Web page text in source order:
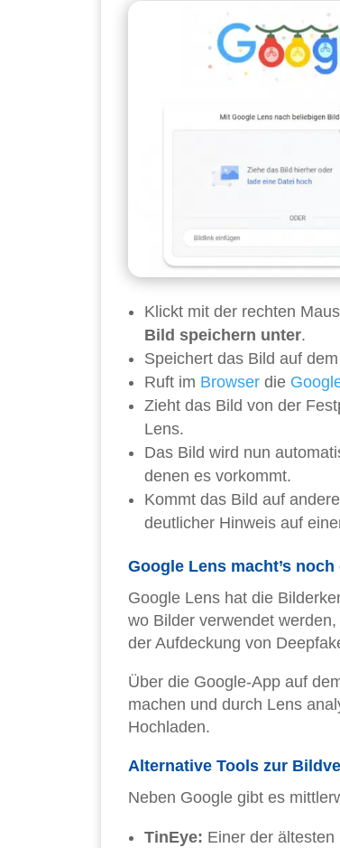
Klickt mit der rechten
Bild speichern unter.
Speichert das Bild auf
Ruft im Browser die
Zieht das Bild von der
Lens.
Das Bild wird nun
denen es vorkommt.
Kommt das Bild auf
deutlicher Hinweis auf
Google Lens macht’s
Google Lens hat die
wo Bilder verwendet
der Aufdeckung von
Über die Google-App auf
machen und durch Lens
Hochladen.
Alternative Tools zur
Neben Google gibt es
TinEye: Einer der